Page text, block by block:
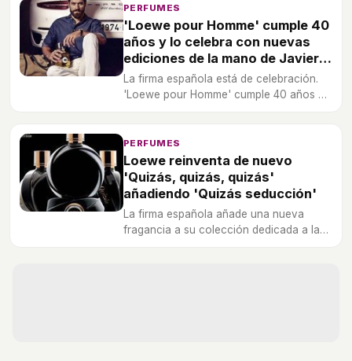
PERFUMES
'Loewe pour Homme' cumple 40
años y lo celebra con nuevas
ediciones de la mano de Javier
Hernanz
La firma española está de celebración.
'Loewe pour Homme' cumple 40 años y
PERFUMES
Loewe reinventa de nuevo
'Quizás, quizás, quizás'
añadiendo 'Quizás seducción'
La firma española añade una nueva
fragancia a su colección dedicada a la